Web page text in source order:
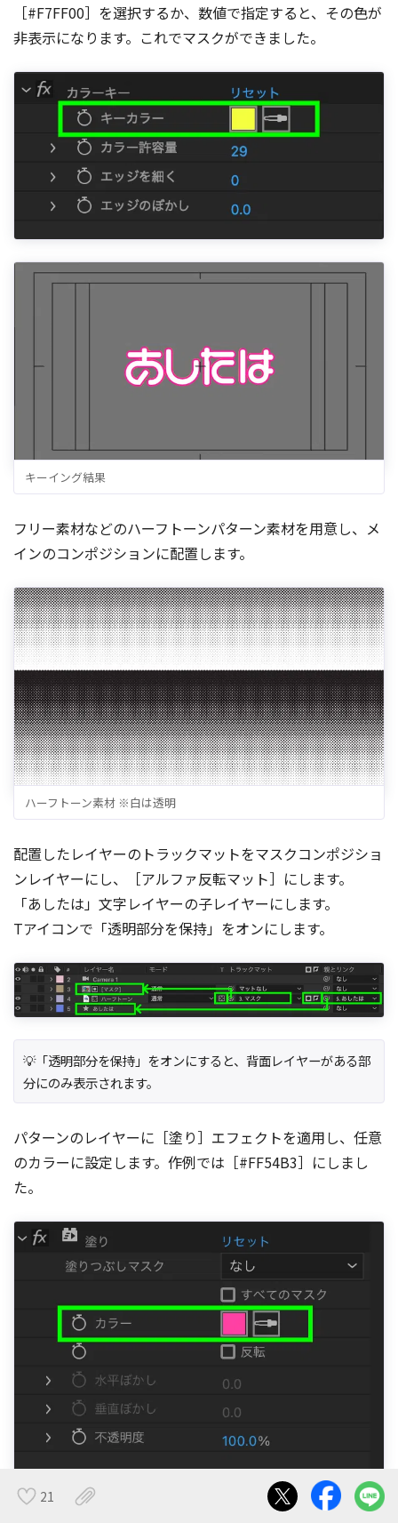
21
［#F7FF00］を選択するか、数値で指定すると、その色が
非表示になります。これでマスクができました。
キーイング結果
フリー素材などのハーフトーンパターン素材を用意し、メ
インのコンポジションに配置します。
ハーフトーン素材 ※白は透明
配置したレイヤーのトラックマットをマスクコンポジショ
ンレイヤーにし、［アルファ反転マット］にします。
「あしたは」文字レイヤーの子レイヤーにします。
Tアイコンで「透明部分を保持」をオンにします。
💡「透明部分を保持」をオンにすると、背面レイヤーがある部
分にのみ表示されます。
パターンのレイヤーに［塗り］エフェクトを適用し、任意
のカラーに設定します。作例では［#FF54B3］にしまし
た。